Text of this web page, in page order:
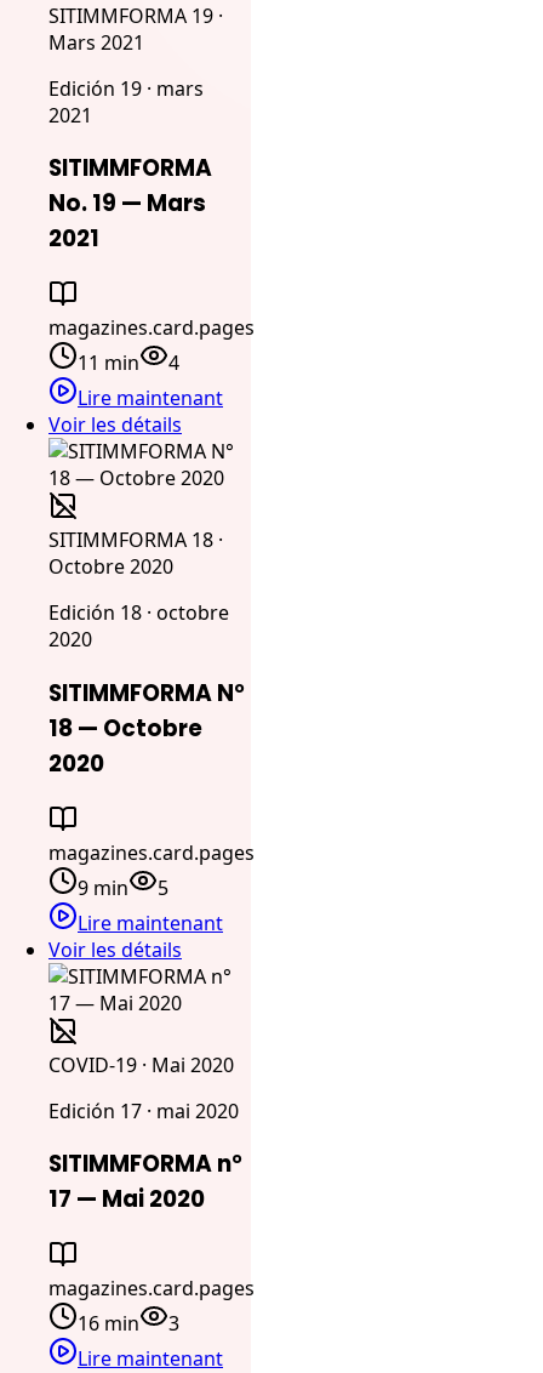
SITIMMFORMA 19 ·
Mars 2021
Edición 19 · mars
2021
SITIMMFORMA
No. 19 — Mars
2021
magazines.card.pages
11 min
4
Lire maintenant
Voir les détails
SITIMMFORMA 18 ·
Octobre 2020
Edición 18 · octobre
2020
SITIMMFORMA N°
18 — Octobre
2020
magazines.card.pages
9 min
5
Lire maintenant
Voir les détails
COVID-19 · Mai 2020
Edición 17 · mai 2020
SITIMMFORMA n°
17 — Mai 2020
magazines.card.pages
16 min
3
Lire maintenant